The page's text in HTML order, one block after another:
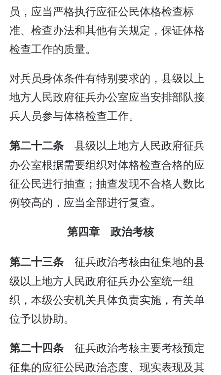
员，应当严格执行应征公民体格检查标
准、检查办法和其他有关规定，保证体格
检查工作的质量。
对兵员身体条件有特别要求的，县级以上
地方人民政府征兵办公室应当安排部队接
兵人员参与体格检查工作。
第二十二条 县级以上地方人民政府征兵
办公室根据需要组织对体格检查合格的应
征公民进行抽查；抽查发现不合格人数比
例较高的，应当全部进行复查。
第四章 政治考核
第二十三条 征兵政治考核由征集地的县
级以上地方人民政府征兵办公室统一组
织，本级公安机关具体负责实施，有关单
位予以协助。
第二十四条 征兵政治考核主要考核预定
征集的应征公民政治态度、现实表现及其